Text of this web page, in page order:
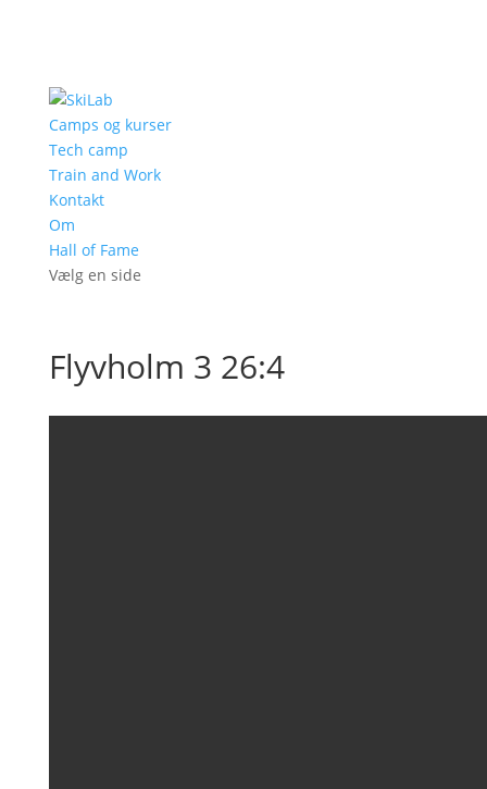
Camps og kurser
Tech camp
Train and Work
Kontakt
Om
Hall of Fame
Vælg en side
Flyvholm 3 26:4